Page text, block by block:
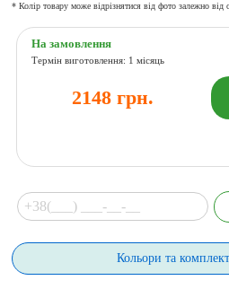
* Колір товару може відрізнятися від фото залежно від
На замовлення
Термін виготовлення: 1 місяць
2148 грн.
Кольори та